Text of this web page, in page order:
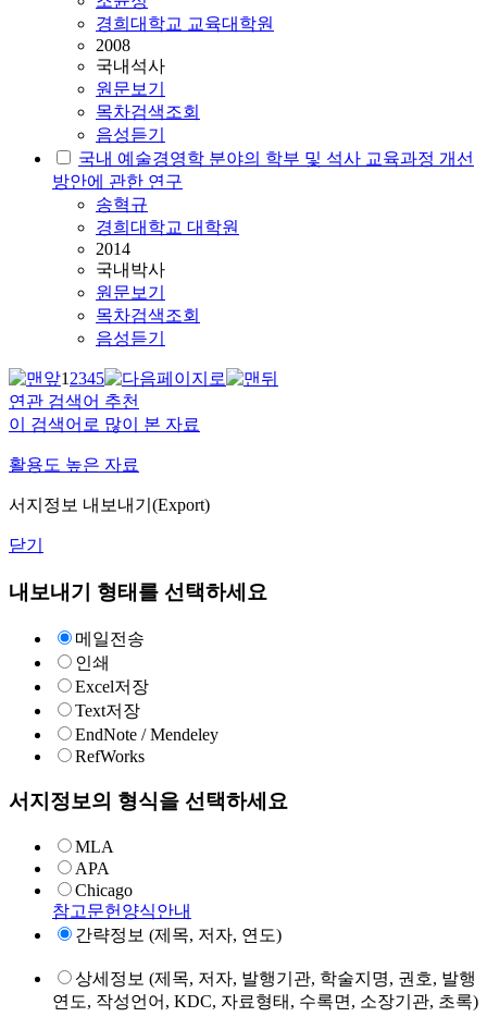
경희대학교 교육대학원
2008
국내석사
원문보기
목차검색조회
음성듣기
국내 예술경영학 분야의 학부 및 석사 교육과정 개선
방안에 관한 연구
송혁규
경희대학교 대학원
2014
국내박사
원문보기
목차검색조회
음성듣기
12345
연관 검색어 추천
이 검색어로 많이 본 자료
활용도 높은 자료
서지정보 내보내기(Export)
닫기
내보내기 형태를 선택하세요
메일전송
인쇄
Excel저장
Text저장
EndNote / Mendeley
RefWorks
서지정보의 형식을 선택하세요
MLA
APA
Chicago
참고문헌양식안내
간략정보 (제목, 저자, 연도)
상세정보 (제목, 저자, 발행기관, 학술지명, 권호, 발행
연도, 작성언어, KDC, 자료형태, 수록면, 소장기관, 초록)